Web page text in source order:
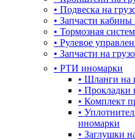
• Подвеска на
• Запчасти
• Тормозная
• Рулевое
• Запчасти на
• РТИ иномарки
• Шланги на
• Прокладки
• Комплект
•
иномарки
• Заглушки